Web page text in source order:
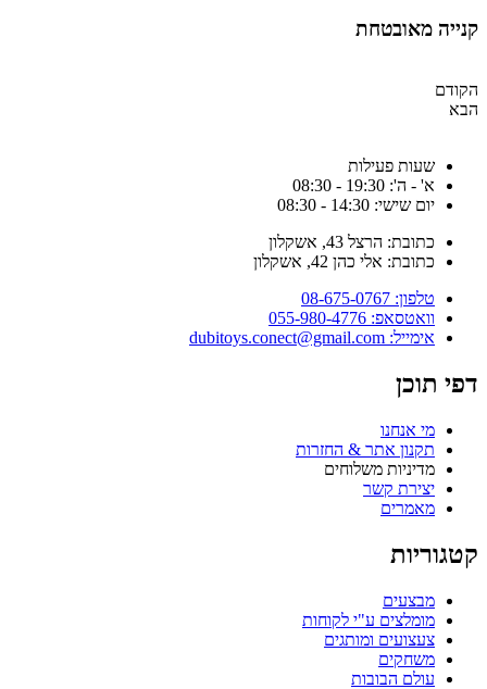
קנייה מאובטחת
הקודם
הבא
שעות פעילות
א' - ה': 19:30 - 08:30
יום שישי: 14:30 - 08:30
כתובת: הרצל 43, אשקלון
כתובת: אלי כהן 42, אשקלון
טלפון: 08-675-0767
וואטסאפ: 055-980-4776
אימייל: dubitoys.conect@gmail.com
דפי תוכן
מי אנחנו
תקנון אתר & החזרות
מדיניות משלוחים
יצירת קשר
מאמרים
קטגוריות
מבצעים
מומלצים ע"י לקוחות
צעצועים ומותגים
משחקים
עולם הבובות